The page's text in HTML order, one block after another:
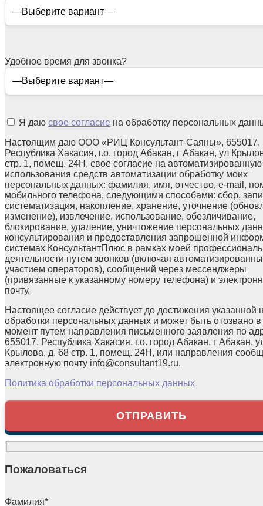
Удобное время для звонка?
Я даю свое согласие на обработку персональных
Настоящим даю ООО «РИЦ Консультант-Саяны», 655017,
Республика Хакасия, г.о. город Абакан, г Абакан, ул
стр. 1, помещ. 24Н, свое согласие на автоматизированную
использования средств автоматизации обработку моих
персональных данных: фамилия, имя, отчество, e-mail,
мобильного телефона, следующими способами: сбор,
систематизация, накопление, хранение, уточнение
изменение), извлечение, использование, обезличивание,
блокирование, удаление, уничтожение персональных
консультирования и предоставления запрошенной
системах КонсультантПлюс в рамках моей
деятельности путем звонков (включая
участием операторов), сообщений через мессенджеры
(привязанные к указанному номеру телефона) и
почту.
Настоящее согласие действует до достижения указанной
обработки персональных данных и может быть отозвано
момент путем направления письменного заявления по
655017, Республика Хакасия, г.о. город Абакан, г Абакан,
Крылова, д. 68 стр. 1, помещ. 24Н, или направления
электронную почту info@consultant19.ru.
Политика обработки персональных данных
Пожаловаться
Фамилия*